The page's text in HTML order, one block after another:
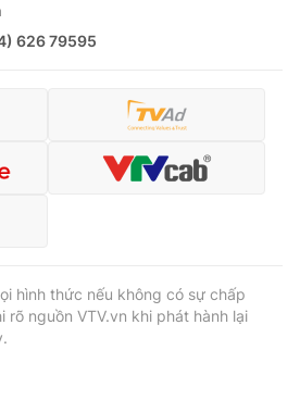
626 79595
hình thức nếu không có sự chấp
rõ nguồn VTV.vn khi phát hành lại